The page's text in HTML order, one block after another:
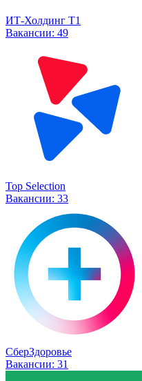
ИТ-Холдинг Т1
Вакансии: 49
Top Selection
Вакансии: 33
СберЗдоровье
Вакансии: 31